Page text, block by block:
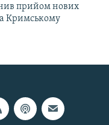
прийом нових
Кримському